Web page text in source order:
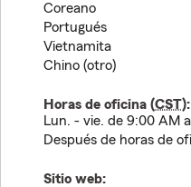
Coreano
Portugués
Vietnamita
Chino (otro)
Horas de oficina (CST):
Lun. - vie. de 9:00 AM
Después de horas de
Sitio web: